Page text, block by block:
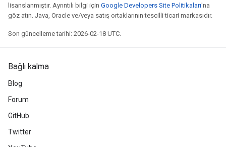
lisanslanmıştır. Ayrıntılı bilgi için Google Developers Site Politikaları'na
göz atın. Java, Oracle ve/veya satış ortaklarının tescilli ticari markasıdır.
Son güncelleme tarihi: 2026-02-18 UTC.
Bağlı kalma
Blog
Forum
GitHub
Twitter